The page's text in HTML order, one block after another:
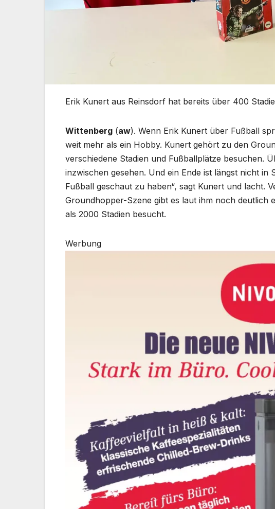
Erik Kunert aus Reinsdorf hat bereits über 400
Wittenberg (aw). Wenn Erik Kunert über Fußball
weit mehr als ein Hobby. Kunert gehört zu den
verschiedene Stadien und Fußballplätze besuchen.
inzwischen gesehen. Und ein Ende ist längst nicht in
Fußball geschaut zu haben“, sagt Kunert und lacht.
Groundhopper-Szene gibt es laut ihm noch deutlich
als 2000 Stadien besucht.
Werbung